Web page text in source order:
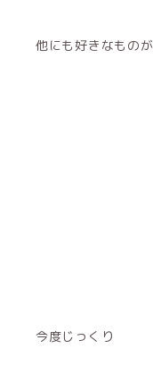
他にも好きなもの
今度じっくり